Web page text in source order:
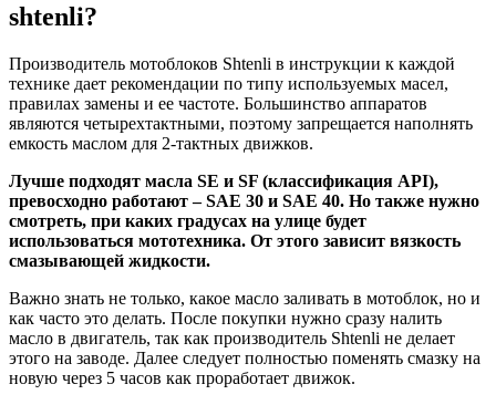
shtenli?
Производитель мотоблоков Shtenli в инструкции к каждой
технике дает рекомендации по типу используемых масел,
правилах замены и ее частоте. Большинство аппаратов
являются четырехтактными, поэтому запрещается наполнять
емкость маслом для 2-тактных движков.
Лучше подходят масла SE и SF (классификация API),
превосходно работают – SAE 30 и SAE 40. Но также нужно
смотреть, при каких градусах на улице будет
использоваться мототехника. От этого зависит вязкость
смазывающей жидкости.
Важно знать не только, какое масло заливать в мотоблок, но и
как часто это делать. После покупки нужно сразу налить
масло в двигатель, так как производитель Shtenli не делает
этого на заводе. Далее следует полностью поменять смазку на
новую через 5 часов как проработает движок.